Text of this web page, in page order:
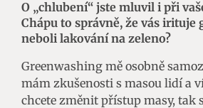
O „chlubení“ jste mluvil i při
Chápu to správně, že vás irituje
neboli lakování na zeleno?
Greenwashing mě osobně
mám zkušenosti s masou lidí a
chcete změnit přístup masy, tak